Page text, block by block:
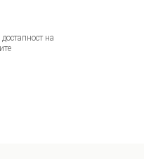
на